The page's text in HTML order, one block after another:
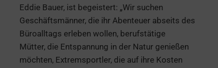
Eddie Bauer, ist begeistert: „Wir suchen
Geschäftsmänner, die ihr Abenteuer abseits des
Büroalltags erleben wollen, berufstätige
Mütter, die Entspannung in der Natur genießen
möchten, Extremsportler, die auf ihre Kosten